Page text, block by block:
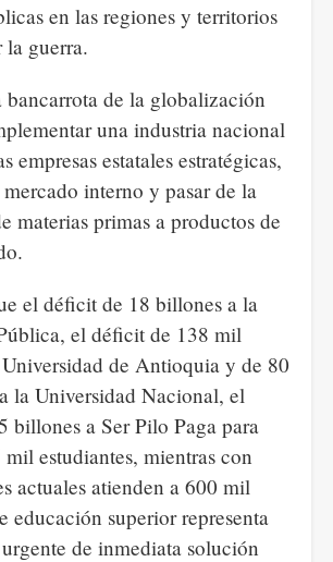
en las regiones y territorios
la guerra.
bancarrota de la globalización
una industria nacional
empresas estatales estratégicas,
interno y pasar de la
materias primas a productos de
el déficit de 18 billones a la
el déficit de 138 mil
de Antioquia y de 80
la Universidad Nacional, el
billones a Ser Pilo Paga para
estudiantes, mientras con
actuales atienden a 600 mil
educación superior representa
de inmediata solución